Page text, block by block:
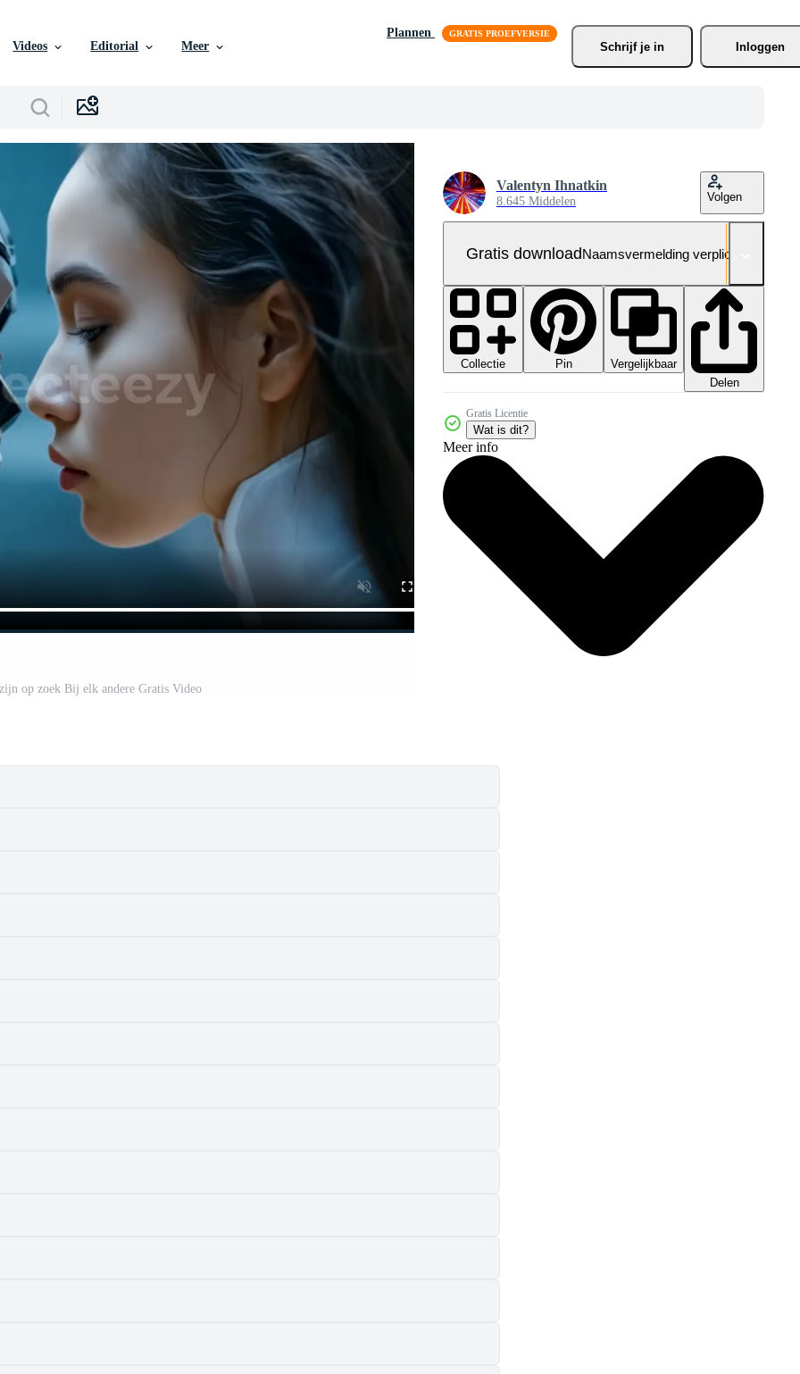
Videos Editorial Meer
Plannen
Schrijf je in Inloggen
op zoek Bij elk andere Gratis Video
Valentyn Ihnatkin
8.645 Middelen Volgen
Gratis downloadNaamsvermelding verplicht
Collectie Pin
Vergelijkbaar
Delen
Gratis Licentie
Wat is dit?
Meer info